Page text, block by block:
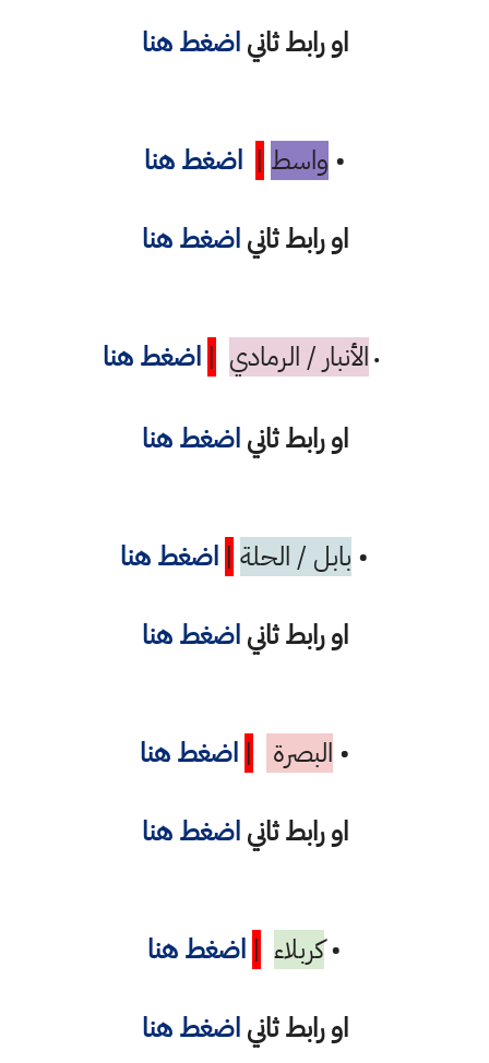
او رابط ثانياضغط هنا
• واسط | اضغط هنا
او رابط ثانياضغط هنا
• الأنبار / الرمادي | اضغط هنا
او رابط ثانياضغط هنا
• بابل / الحلة | اضغط هنا
او رابط ثانياضغط هنا
• البصرة | اضغط هنا
او رابط ثانياضغط هنا
•كربلاء | اضغط هنا
او رابط ثانياضغط هنا